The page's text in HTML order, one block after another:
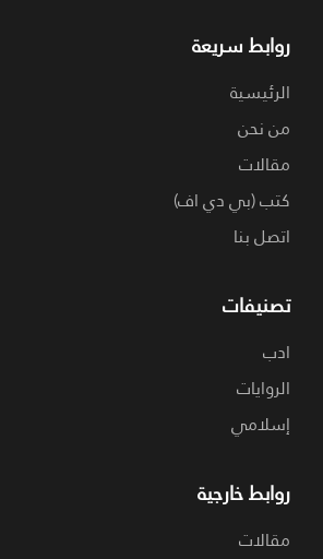
روابط سريعة
الرئيسية
من نحن
مقالات
كتب (بي دي اف)
اتصل بنا
تصنيفات
ادب
الروايات
إسلامي
روابط خارجية
مقالات